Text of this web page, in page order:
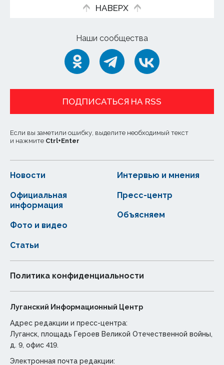
НАВЕРХ
Наши сообщества
ПОДПИСАТЬСЯ НА RSS
Если вы заметили ошибку, выделите необходимый текст
и нажмите Ctrl+Enter
Новости
Статьи
Официальная
информация
Интервью и мнения
Фото и видео
Пресс-центр
Объясняем
Политика конфиденциальности
Луганский Информационный Центр
Адрес редакции и пресс-центра:
Луганск, площадь Героев Великой Отечественной войны,
д. 9, офис 419.
Электронная почта редакции: